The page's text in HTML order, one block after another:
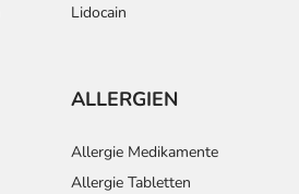
Lidocain
ALLERGIEN
Allergie Medikamente
Allergie Tabletten